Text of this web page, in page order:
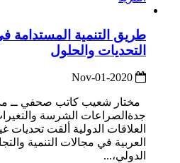
طريق التنمية المستدامة
التحديات والحلول
مختار شعيب كاتب صحفي ــ
جدةالصراعات الشرسة
العلاقات الدولية ألقت
العربية في مجالات التنمية
الدولي،...